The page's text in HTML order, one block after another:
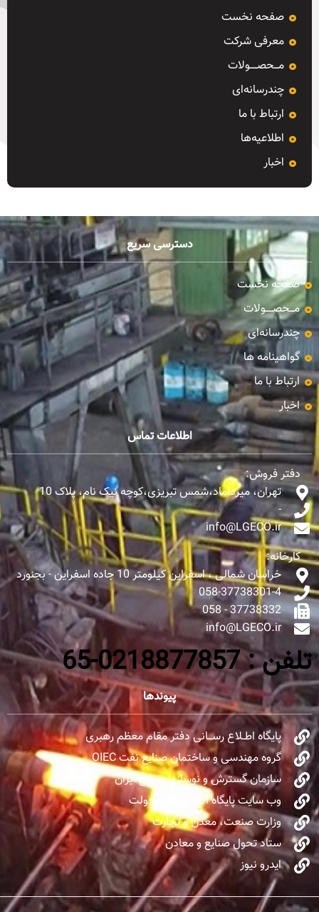
صفحه نخست
معرفی شرکت
مـــحصـــــولات
چندرسانه‌ای
ارتباط با ما
اطلاعیه‌ها
اخبار
دسترسی سریع
صفحه نخست
مـــحصـــــولات
چندرسانه‌ای
گواهینامه ها
ارتباط با ما
اخبار
اطلاعات تماس
دفتر فروش:
تهران، میرداماد،شمس تبریزی،کوچه نیک نام، پلاک 10
-
info@LGECO.ir
کارخانه:
خراسان شمالی ، اسفراین کیلومتر 10 جاده اسفراین - بجنورد
058-37738301-4
37738332 - 058
info@LGECO.ir
تلفن : 0218877857-65
پیوندها
پایگاه اطــلاع رســـانی دفتر مقام معظم رهبری
گروه مهندسی و ساختمان صنایع نفت OIEC
سازمان گسترش و نوسازی صنایع ایران
وب سایت پایگاه اطلاع‌رسانی دولت
وزارت صنعت، معدن و تجارت
ستاد تحول صنایع و معادن
ایدرو نیوز